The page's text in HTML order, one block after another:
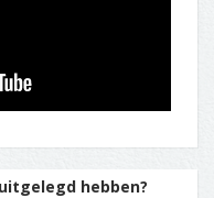
hebben?